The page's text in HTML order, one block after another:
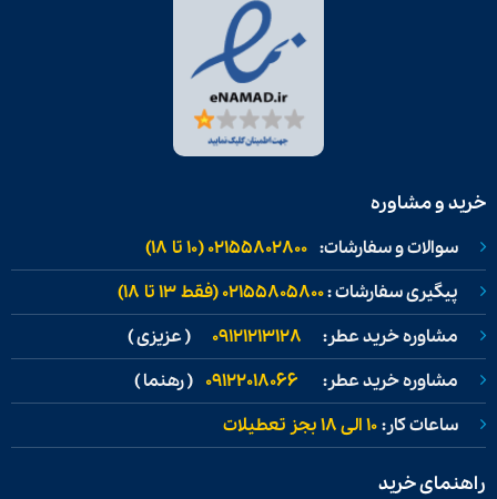
خرید و مشاوره
سوالات و سفارشات: 02155802800 (۱۰ تا ۱۸)
پیگیری سفارشات :02155805800 (فقط ۱۳ تا ۱۸)
مشاوره خرید عطر: 09121213128 ( عزیزی )
مشاوره خرید عطر: 09122018066 ( رهنما )
ساعات کار:۱۰ الی ۱۸ بجز تعطیلات
راهنمای خرید